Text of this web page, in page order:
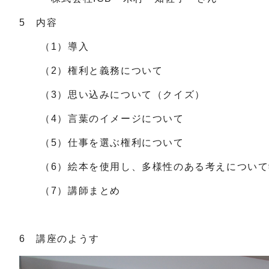
5 内容
（1）導入
（2）権利と義務について
（3）思い込みについて（クイズ）
（4）言葉のイメージについて
（5）仕事を選ぶ権利について
（6）絵本を使用し、多様性のある考えについ
（7）講師まとめ
6 講座のようす